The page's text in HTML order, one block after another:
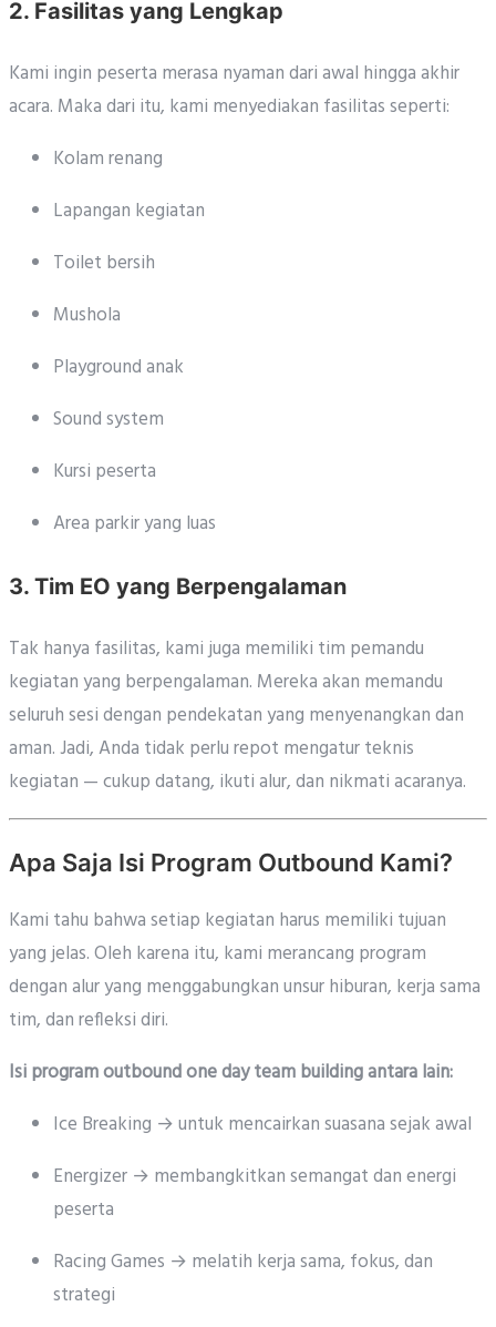
2. Fasilitas yang Lengkap
Kami ingin peserta merasa nyaman dari awal hingga akhir
acara. Maka dari itu, kami menyediakan fasilitas seperti:
Kolam renang
Lapangan kegiatan
Toilet bersih
Mushola
Playground anak
Sound system
Kursi peserta
Area parkir yang luas
3. Tim EO yang Berpengalaman
Tak hanya fasilitas, kami juga memiliki tim pemandu
kegiatan yang berpengalaman. Mereka akan memandu
seluruh sesi dengan pendekatan yang menyenangkan dan
aman. Jadi, Anda tidak perlu repot mengatur teknis
kegiatan — cukup datang, ikuti alur, dan nikmati acaranya.
Apa Saja Isi Program Outbound Kami?
Kami tahu bahwa setiap kegiatan harus memiliki tujuan
yang jelas. Oleh karena itu, kami merancang program
dengan alur yang menggabungkan unsur hiburan, kerja sama
tim, dan refleksi diri.
Isi program outbound one day team building antara lain:
Ice Breaking → untuk mencairkan suasana sejak awal
Energizer → membangkitkan semangat dan energi
peserta
Racing Games → melatih kerja sama, fokus, dan
strategi